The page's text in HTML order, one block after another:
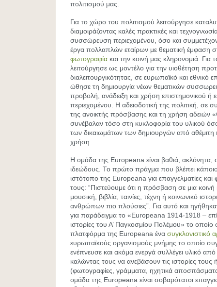
πολιτισμού μας.
Για το χώρο του πολιτισμού λειτούργησε
διαμοιράζοντας καλές πρακτικές και
συσσώρευση περιεχομένου, όσο και
έργα πολλαπλών εταίρων με θεματική έμφαση
φωτογραφία και την κοινή μας κληρονομιά. Για
λειτούργησε ως μοντέλο για την υιοθέτηση
διαλειτουργικότητας, σε ευρωπαϊκό και εθνικό
ώθησε τη δημιουργία νέων θεματικών
προβολή, ανάδειξη και χρήση επιστημονικού ή
περιεχομένου. Η αδειοδοτική της πολιτική, σε
της ανοικτής πρόσβασης και τη χρήση αδειών
συνέβαλαν τόσο στη κυκλοφορία του υλικού
των δικαιωμάτων των δημιουργών από αθέμιτη
χρήση.
Η ομάδα της Europeana είναι βαθιά,
ιδεώδους. Το πρώτο πράγμα που βλέπει
ιστότοπο της Europeana για επαγγελματίες και
τους: “Πιστεύουμε ότι η πρόσβαση σε μια κοινή
μουσική, βιβλία, ταινίες, τέχνη ή κοινωνικό
ανθρώπων πιο πλούσιες”. Για αυτό και
για παράδειγμα το «Europeana 1914-1918 –
ιστορίες του Α’ Παγκοσμίου Πολέμου» το
πλατφόρμα της Europeana ένα συγκλονιστικό
ευρωπαϊκούς οργανισμούς μνήμης το οποίο
ενέπνευσε και ακόμα ενεργά συλλέγει υλικό από
καλώντας τους να ανεβάσουν τις ιστορίες τους
(φωτογραφίες, γράμματα, ηχητικά
ομάδα της Europeana είναι σοβαρότατοι